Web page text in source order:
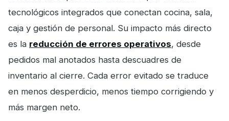
tecnológicos integrados que conectan cocina, sala,
caja y gestión de personal. Su impacto más directo
es la reducción de errores operativos, desde
pedidos mal anotados hasta descuadres de
inventario al cierre. Cada error evitado se traduce
en menos desperdicio, menos tiempo corrigiendo y
más margen neto.